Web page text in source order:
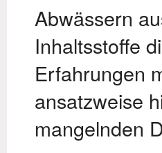
Abwässern
Inhaltsstoffe
Erfahrungen
ansatzweise
mangelnden